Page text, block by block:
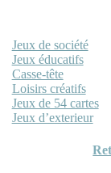
Jeux de société
Jeux éducatifs
Casse-tête
Loisirs créatifs
Jeux de 54 cartes
Jeux d’exterieur